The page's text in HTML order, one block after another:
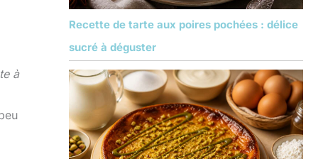
à
Recette de tarte aux poires pochées : délice
sucré à déguster